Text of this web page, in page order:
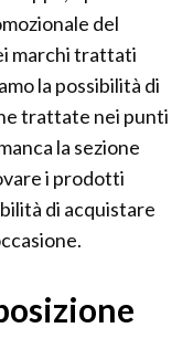
del
marchi trattati
la possibilità di
trattate nei punti
la sezione
i prodotti
di acquistare